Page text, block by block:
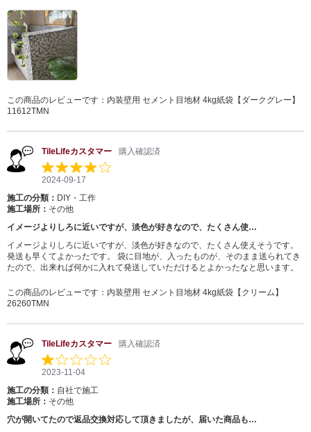
この商品のレビューです： 内装壁用 セメント目地材 4kg紙袋【ダークグレー】
11612TMN
TileLifeカスタマー 購入確認済
2024-09-17
施工の分類： DIY・工作
施工場所： その他
イメージよりしろに近いですが、淡色が好きなので、たくさん使…
イメージよりしろに近いですが、淡色が好きなので、たくさん使えそうです。
発送も早くてよかったです。 袋に目地が、入ったものが、そのまま送られてき
たので、出来れば何かに入れて発送していただけるとよかったなと思います。
この商品のレビューです： 内装壁用 セメント目地材 4kg紙袋【クリーム】
26260TMN
TileLifeカスタマー 購入確認済
2023-11-04
施工の分類： 自社で施工
施工場所： その他
穴が開いてたので返品交換対応して頂きましたが、届いた商品も…